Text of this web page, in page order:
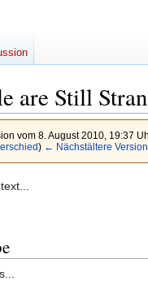
are Still
vom 8. August 2010, 19:37
) ← Nächstältere Version